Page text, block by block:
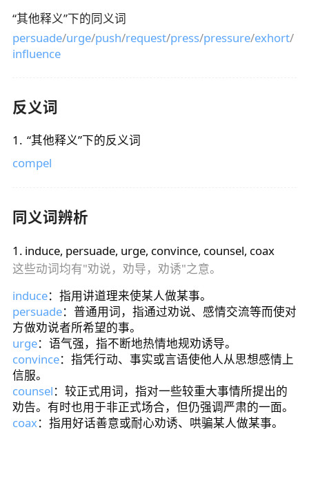
“其他释义”下的同义词
persuade/urge/push/request/press/pressure/exhort/
influence
反义词
1 . “其他释义”下的反义词
compel
同义词辨析
1 . induce, persuade, urge, convince, counsel, coax
这些动词均有"劝说，劝导，劝诱"之意。
induce：指用讲道理来使某人做某事。
persuade：普通用词，指通过劝说、感情交流等而使对
方做劝说者所希望的事。
urge：语气强，指不断地热情地规劝诱导。
convince：指凭行动、事实或言语使他人从思想感情上
信服。
counsel：较正式用词，指对一些较重大事情所提出的
劝告。有时也用于非正式场合，但仍强调严肃的一面。
coax：指用好话善意或耐心劝诱、哄骗某人做某事。